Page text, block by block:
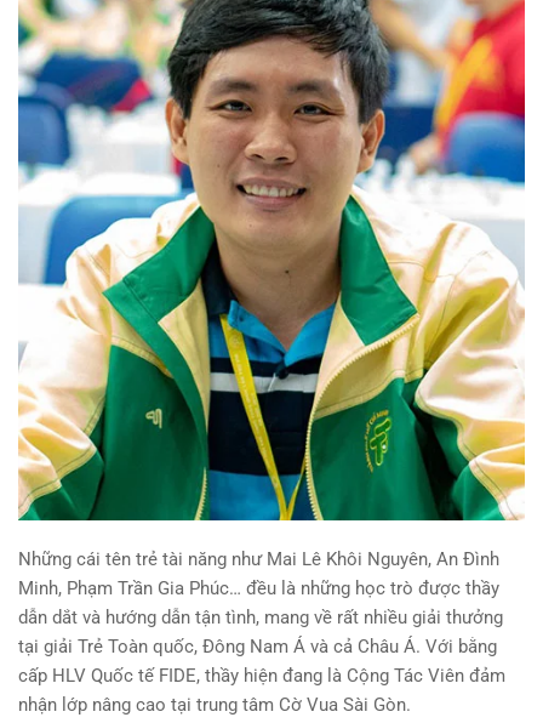
Những cái tên trẻ tài năng như Mai Lê Khôi Nguyên, An Đình
Minh, Phạm Trần Gia Phúc… đều là những học trò được thầy
dẫn dắt và hướng dẫn tận tình, mang về rất nhiều giải thưởng
tại giải Trẻ Toàn quốc, Đông Nam Á và cả Châu Á. Với bằng
cấp HLV Quốc tế FIDE, thầy hiện đang là Cộng Tác Viên đảm
nhận lớp nâng cao tại trung tâm Cờ Vua Sài Gòn.